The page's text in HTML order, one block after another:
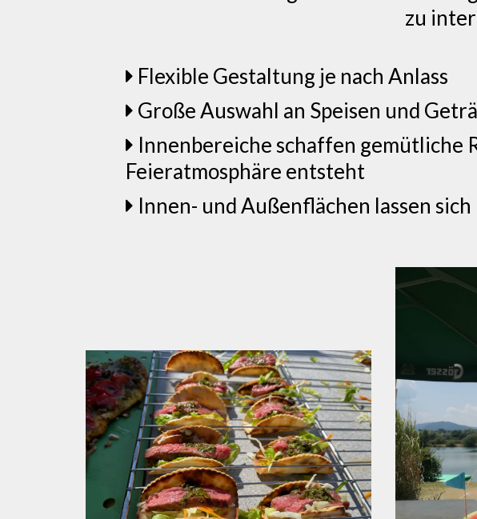
zu
Flexible Gestaltung je nach Anlass
Große Auswahl an Speisen und
Innenbereiche schaffen gemütliche
Feieratmosphäre entsteht
Innen- und Außenflächen lassen